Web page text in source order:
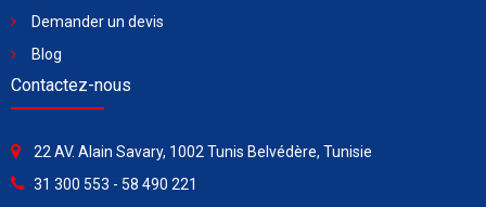
Demander un devis
Blog
Contactez-nous
22 AV. Alain Savary, 1002 Tunis Belvédère, Tunisie
31 300 553 - 58 490 221